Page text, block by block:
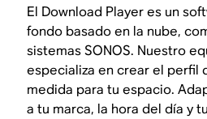
El Download Player es un
fondo basado en la nube,
sistemas SONOS. Nuestro
especializa en crear el perfil
medida para tu espacio.
a tu marca, la hora del día y